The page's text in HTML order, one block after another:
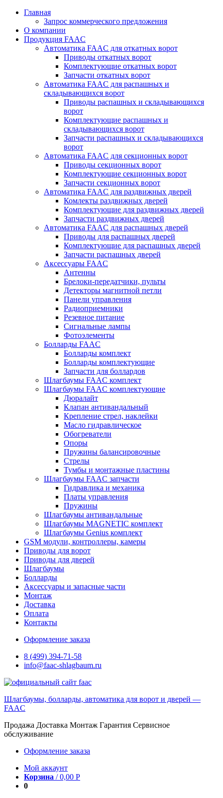
Перейти
содержимому
Главная
Запрос коммерческого предложения
О компании
Продукция FAAC
Автоматика FAAC для откатных ворот
Приводы откатных ворот
Комплектующие откатных ворот
Запчасти откатных ворот
Автоматика FAAC для распашных и
складывающихся ворот
Приводы распашных и складывающихся
ворот
Комплектующие распашных и
складывающихся ворот
Запчасти распашных и складывающихся
ворот
Автоматика FAAC для секционных ворот
Приводы секционных ворот
Комплектующие секционных ворот
Запчасти секционных ворот
Автоматика FAAC для раздвижных дверей
Комлекты раздвижных дверей
Комплектующие для раздвижных дверей
Запчасти раздвижных дверей
Автоматика FAAC для распашных дверей
Приводы для распашных дверей
Комплектующие для распашных дверей
Запчасти распашных дверей
Аксессуары FAAC
Антенны
Брелоки-передатчики, пульты
Детекторы магнитной петли
Панели управления
Радиоприемники
Резевное питание
Сигнальные лампы
Фотоэлементы
Болларды FAAC
Болларды комплект
Болларды комплектующие
Запчасти для боллардов
Шлагбаумы FAAC комплект
Шлагбаумы FAAC комплектующие
Дюралайт
Клапан антивандальный
Крепление стрел, наклейки
Масло гидравлическое
Обогреватели
Опоры
Пружины балансировочные
Стрелы
Тумбы и монтажные пластины
Шлагбаумы FAAC запчасти
Гидравлика и механика
Платы управления
Пружины
Шлагбаумы антивандальные
Шлагбаумы MAGNETIC комплект
Шлагбаумы Genius комплект
GSM модули, контроллеры, камеры
Приводы для ворот
Приводы для дверей
Шлагбаумы
Болларды
Аксессуары и запасные части
Монтаж
Доставка
Оплата
Контакты
Оформление заказа
8 (499) 394-71-58
info@faac-shlagbaum.ru
Шлагбаумы, болларды, автоматика для ворот и дверей —
FAAC
Продажа Доставка Монтаж Гарантия Сервисное
обслуживание
Оформление заказа
Мой аккаунт
Корзина /0,00 Р
0